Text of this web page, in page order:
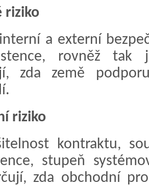
riziko
a externí
rovněž tak
zda země
riziko
kontraktu,
stupeň
zda obchodní